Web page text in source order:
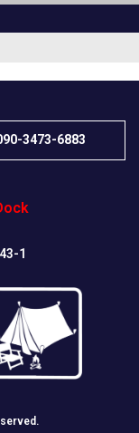
3473-6883
1